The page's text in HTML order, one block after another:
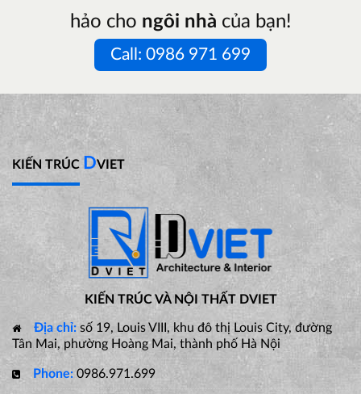
hảo cho ngôi nhà của bạn!
Call: 0986 971 699
KIẾN TRÚC DVIET
KIẾN TRÚC VÀ NỘI THẤT DVIET
Địa chỉ: số 19, Louis VIII, khu đô thị Louis City, đường
Tân Mai, phường Hoàng Mai, thành phố Hà Nội
Phone: 0986.971.699